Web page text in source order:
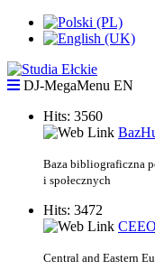
DJ-MegaMenu EN
Hits: 3560
Baza bibliograficzna
i społecznych
Hits: 3472
Central and Eastern